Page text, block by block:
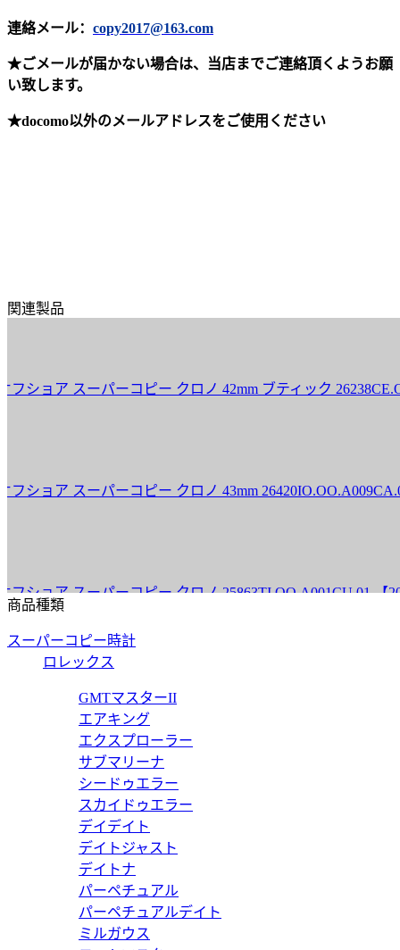
連絡メール： copy2017@163.com
★ごメールが届かない場合は、当店までご連絡頂くようお願
い致します。
★docomo以外のメールアドレスをご使用ください
関連製品
ア スーパーコピー クロノ 42mm ブティック
ア スーパーコピー クロノ 43mm 26420IO.OO.A009CA.01
ア スーパーコピー クロノ 25863TI.OO.A001CU.01 【2022
ア スーパーコピー クロノ 26420SO.OO.A600CA.01 【2022
ア スーパーコピー ダイバー 15720ST.OO.A009CA.01 【
ア スーパーコピー クロノ 26420SO.OO.A002CA.01 【2022
商品種類
スーパーコピー時計
ロレックス
GMTマスターII
エアキング
エクスプローラー
サブマリーナ
シードゥエラー
スカイドゥエラー
デイデイト
デイトジャスト
デイトナ
パーペチュアル
パーペチュアルデイト
ミルガウス